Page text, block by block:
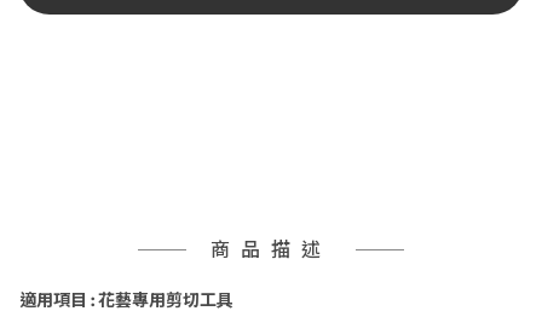
商品描述
適用項目 : 花藝專用剪切工具